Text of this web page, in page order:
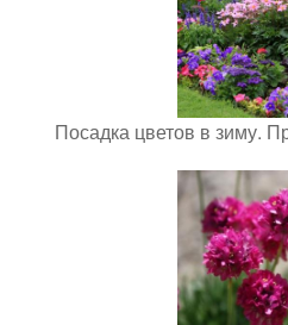
Посадка цветов в зиму.